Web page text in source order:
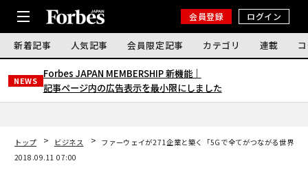
会員登録 ログイン
新着記事 人気記事 会員限定記事 カテゴリ 連載
NEWS
Forbes JAPAN MEMBERSHIP 新機能｜
記事ページ内の広告表示を最小限にしました
トップ ビジネス
ファーウェイが271企業と築く「5Gで全てがつながる世界」
2018.09.11 07:00